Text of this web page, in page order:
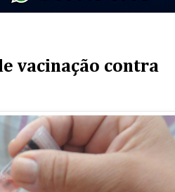
vacinação contra